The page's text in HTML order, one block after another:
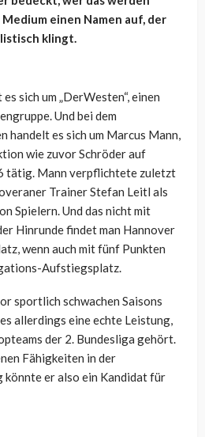
einen Namen auf, der
klingt.
sich um „DerWesten“, einen
Und bei dem
handelt es sich um Marcus Mann,
wie zuvor Schröder auf
tätig. Mann verpflichtete zuletzt
Trainer Stefan Leitl als
Spielern. Und das nicht mit
Hinrunde findet man Hannover
wenn auch mit fünf Punkten
Aufstiegsplatz.
sportlich schwachen Saisons
allerdings eine echte Leistung,
der 2. Bundesliga gehört.
Fähigkeiten in der
könnte er also ein Kandidat für